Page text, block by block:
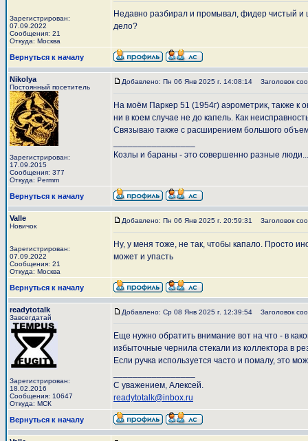
Зарегистрирован:
07.09.2022
Сообщения: 21
Откуда: Москва
Недавно разбирал и промывал, фидер чистый и
дело?
Вернуться к началу
Nikolya
Постоянный посетитель
Зарегистрирован:
17.09.2015
Сообщения: 377
Откуда: Permm
Добавлено: Пн 06 Янв 2025 г. 14:08:14 Заголовок
На моём Паркер 51 (1954г) аэрометрик, также к
ни в коем случае не до капель. Как
Связываю также с расширением большого
Козлы и бараны - это совершенно разные люди...
Вернуться к началу
Valle
Новичок
Зарегистрирован:
07.09.2022
Сообщения: 21
Откуда: Москва
Добавлено: Пн 06 Янв 2025 г. 20:59:31 Заголовок
Ну, у меня тоже, не так, чтобы капало. Просто
может и упасть
Вернуться к началу
readytotalk
Завсегдатай
Зарегистрирован:
18.02.2016
Сообщения: 10647
Откуда: МСК
Добавлено: Ср 08 Янв 2025 г. 12:39:54 Заголовок
Еще нужно обратить внимание вот на что - в
избыточные чернила стекали из коллектора в
Если ручка используется часто и помалу, это
С уважением, Алексей.
readytotalk@inbox.ru
Вернуться к началу